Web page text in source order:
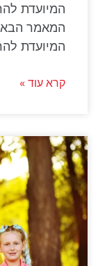
המיועדת
המאמר הבא.
המיועדת
קרא עוד »